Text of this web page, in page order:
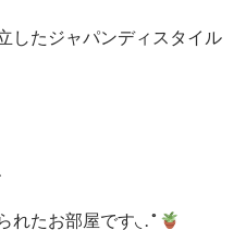
したジャパンディスタイル
たお部屋です◟ . ˚